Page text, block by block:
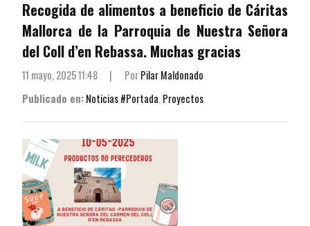
Recogida de alimentos a beneficio de Cáritas
Mallorca de la Parroquia de Nuestra Señora
del Coll d’en Rebassa. Muchas gracias
11 mayo, 2025 11:48 | PorPilar Maldonado
Publicado en:Noticias #Portada, Proyectos